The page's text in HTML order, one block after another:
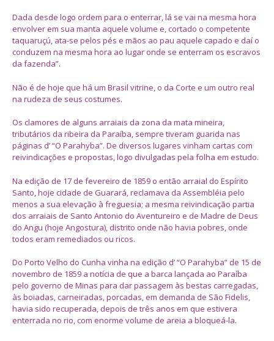
Dada desde logo ordem para o enterrar, lá se vai na mesma hora
envolver em sua manta aquele volume e, cortado o competente
taquaruçú, ata-se pelos pés e mãos ao pau aquele capado e daí o
conduzem na mesma hora ao lugar onde se enterram os escravos
da fazenda”.
Não é de hoje que há um Brasil vitrine, o da Corte e um outro real
na rudeza de seus costumes.
Os clamores de alguns arraiais da zona da mata mineira,
tributários da ribeira da Paraíba, sempre tiveram guarida nas
páginas d’ “O Parahyba”. De diversos lugares vinham cartas com
reivindicações e propostas, logo divulgadas pela folha em estudo.
Na edição de 17 de fevereiro de 1859 o então arraial do Espírito
Santo, hoje cidade de Guarará, reclamava da Assembléia pelo
menos a sua elevação à freguesia; a mesma reivindicação partia
dos arraiais de Santo Antonio do Aventureiro e de Madre de Deus
do Angu (hoje Angostura), distrito onde não havia pobres, onde
todos eram remediados ou ricos.
Do Porto Velho do Cunha vinha na edição d’ “O Parahyba” de 15 de
novembro de 1859 a notícia de que a barca lançada ao Paraíba
pelo governo de Minas para dar passagem às bestas carregadas,
às boiadas, carneiradas, porcadas, em demanda de São Fidelis,
havia sido recuperada, depois de três anos em que estivera
enterrada no rio, com enorme volume de areia a bloqueá-la.